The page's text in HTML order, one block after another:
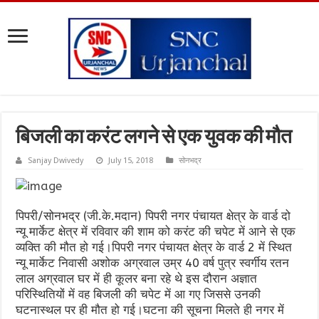
बिजली का करंट लगने से एक युवक की मौत
Sanjay Dwivedy July 15, 2018 सोनभद्र
पिपरी/सोनभद्र (जी.के.मदान) पिपरी नगर पंचायत क्षेत्र के वार्ड दो
न्यू मार्केट क्षेत्र में रविवार की शाम को करंट की चपेट में आने से एक
व्यक्ति की मौत हो गई।पिपरी नगर पंचायत क्षेत्र के वार्ड 2 में स्थित
न्यू मार्केट निवासी अशोक अग्रवाल उम्र 40 वर्ष पुत्र स्वर्गीय रतन
लाल अग्रवाल घर में ही कूलर बना रहे थे इस दौरान अज्ञात
परिस्थितियों में वह बिजली की चपेट में आ गए जिससे उनकी
घटनास्थल पर ही मौत हो गई।घटना की सूचना मिलते ही नगर में